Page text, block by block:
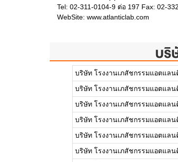
Tel: 02-311-0104-9 ต่อ 197 Fax: 02-
WebSite: www.atlanticlab.com
บริ
บริษัท โรงงานเภสัชกรรมแอตแล
บริษัท โรงงานเภสัชกรรมแอตแล
บริษัท โรงงานเภสัชกรรมแอตแล
บริษัท โรงงานเภสัชกรรมแอตแล
บริษัท โรงงานเภสัชกรรมแอตแล
บริษัท โรงงานเภสัชกรรมแอตแล